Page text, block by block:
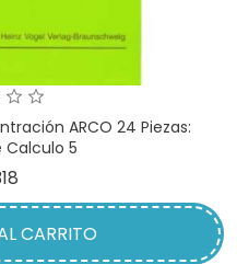
ARCO 24 Piezas:
Calculo 5
Precio
CARRITO